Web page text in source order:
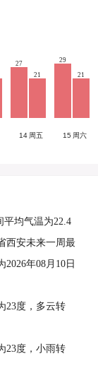
27
14
21
周五
29
15
21
周六
平均气温为22.4
西安未来一周最
年08月10日
23度，多云转
23度，小雨转